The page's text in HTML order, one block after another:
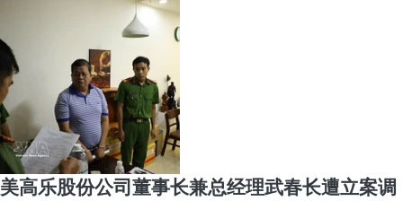
美高乐股份公司董事长兼总经理武春长遭立案调